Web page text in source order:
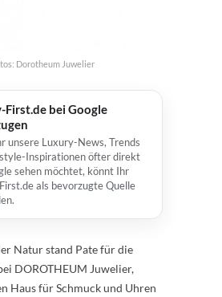
Dorotheum Juwelier
First.de bei Google
unsere Luxury-News, Trends
Inspirationen öfter direkt
sehen möchtet, könnt Ihr
als bevorzugte Quelle
Natur stand Pate für die
DOROTHEUM Juwelier,
Haus für Schmuck und Uhren